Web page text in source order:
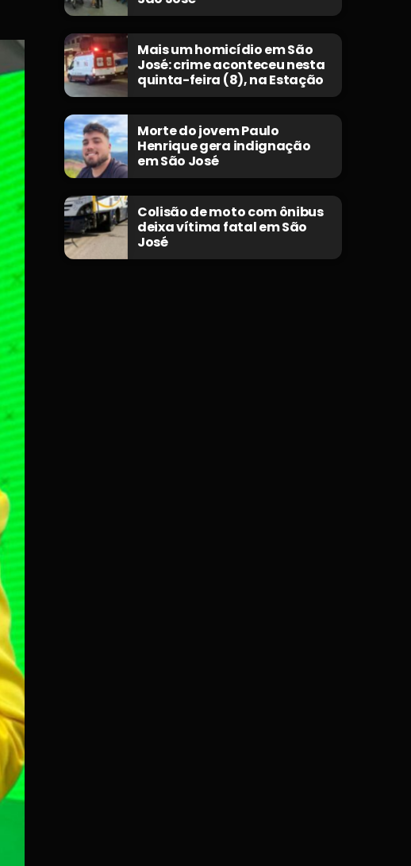
Mais um homicídio em São
José: crime aconteceu nesta
quinta-feira (8), na Estação
Morte do jovem Paulo
Henrique gera indignação
em São José
Colisão de moto com ônibus
deixa vítima fatal em São
José